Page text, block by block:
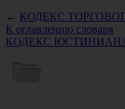
←
КОДЕКС
К оглавлению словаря
КОДЕКС